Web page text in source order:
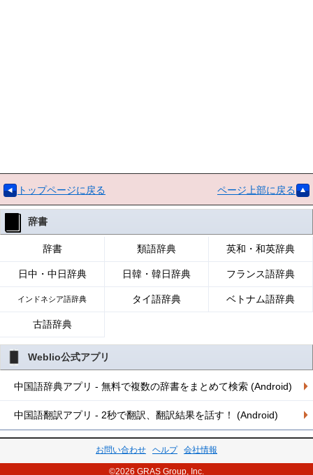
トップページに戻る ページ上部に戻る
辞書
辞書 類語辞典 英和・和英辞典
日中・中日辞典 日韓・韓日辞典 フランス語辞典
インドネシア語辞典 タイ語辞典 ベトナム語辞典
古語辞典
Weblio公式アプリ
中国語辞典アプリ - 無料で複数の辞書をまとめて検索 (Android)
中国語翻訳アプリ - 2秒で翻訳、翻訳結果を話す！ (Android)
お問い合わせ ヘルプ 会社情報
©2026 GRAS Group, Inc.